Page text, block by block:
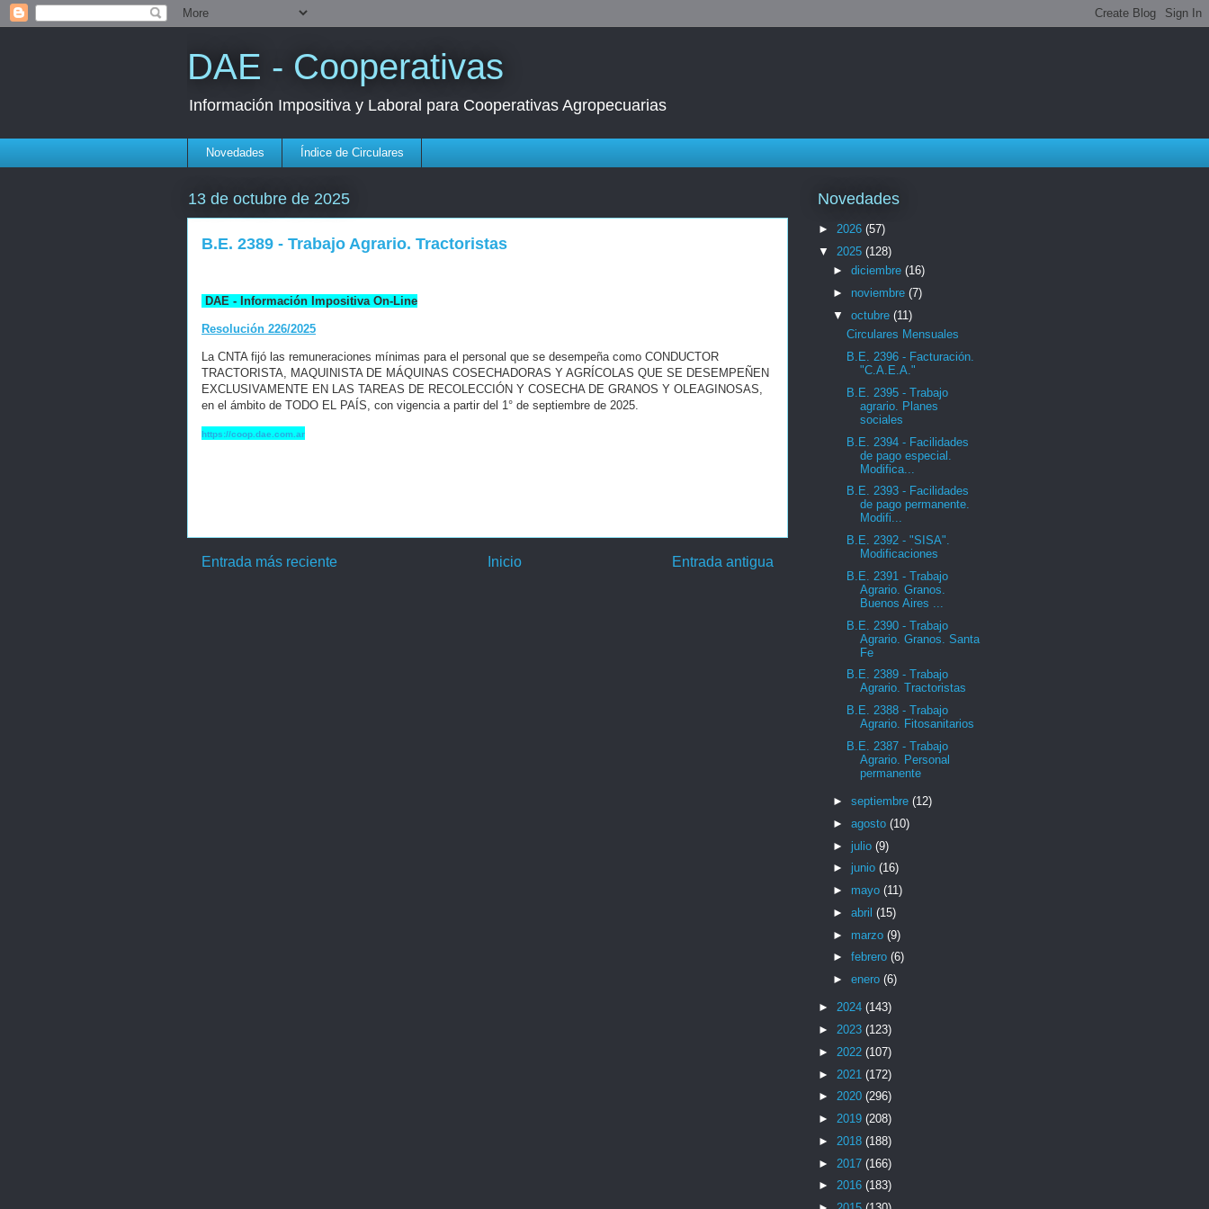
DAE - Cooperativas
Información Impositiva y Laboral para Cooperativas Agropecuarias
Novedades Índice de Circulares
13 de octubre de 2025
B.E. 2389 - Trabajo Agrario. Tractoristas
DAE - Información Impositiva On-Line
Resolución 226/2025
La CNTA fijó las remuneraciones mínimas para el personal que se desempeña como CONDUCTOR
TRACTORISTA, MAQUINISTA DE MÁQUINAS COSECHADORAS Y AGRÍCOLAS QUE SE DESEMPEÑEN
EXCLUSIVAMENTE EN LAS TAREAS DE RECOLECCIÓN Y COSECHA DE GRANOS Y OLEAGINOSAS,
en el ámbito de TODO EL PAÍS, con vigencia a partir del 1° de septiembre de 2025.
https://coop.dae.com.ar
Entrada más reciente Entrada antigua
Inicio
Novedades
► 2026 (57)
▼ 2025 (128)
► diciembre (16)
► noviembre (7)
▼ octubre (11)
Circulares Mensuales
B.E. 2396 - Facturación.
"C.A.E.A."
B.E. 2395 - Trabajo
agrario. Planes
sociales
B.E. 2394 - Facilidades
de pago especial.
Modifica...
B.E. 2393 - Facilidades
de pago permanente.
Modifi...
B.E. 2392 - "SISA".
Modificaciones
B.E. 2391 - Trabajo
Agrario. Granos.
Buenos Aires ...
B.E. 2390 - Trabajo
Agrario. Granos. Santa
Fe
B.E. 2389 - Trabajo
Agrario. Tractoristas
B.E. 2388 - Trabajo
Agrario. Fitosanitarios
B.E. 2387 - Trabajo
Agrario. Personal
permanente
► septiembre (12)
► agosto (10)
► julio (9)
► junio (16)
► mayo (11)
► abril (15)
► marzo (9)
► febrero (6)
► enero (6)
► 2024 (143)
► 2023 (123)
► 2022 (107)
► 2021 (172)
► 2020 (296)
► 2019 (208)
► 2018 (188)
► 2017 (166)
► 2016 (183)